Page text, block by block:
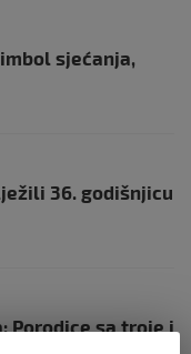
sjećanja,
36. godišnjicu
Porodice sa troje i